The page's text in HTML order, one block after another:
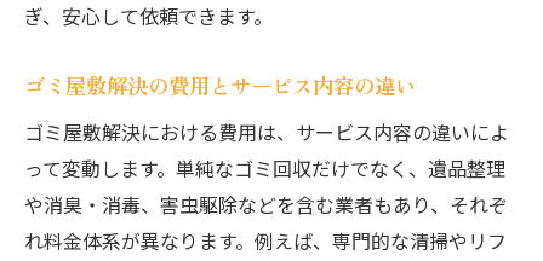
ぎ、安心して依頼できます。
ゴミ屋敷解決の費用とサービス内容の違い
ゴミ屋敷解決における費用は、サービス内容の違いによ
って変動します。単純なゴミ回収だけでなく、遺品整理
や消臭・消毒、害虫駆除などを含む業者もあり、それぞ
れ料金体系が異なります。例えば、専門的な清掃やリフ